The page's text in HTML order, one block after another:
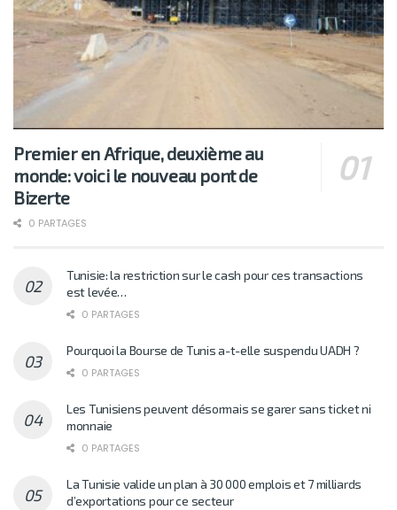
Premier en Afrique, deuxième au
monde: voici le nouveau pont de
Bizerte
0 PARTAGES
Tunisie: la restriction sur le cash pour ces transactions
est levée…
0 PARTAGES
Pourquoi la Bourse de Tunis a-t-elle suspendu UADH ?
0 PARTAGES
Les Tunisiens peuvent désormais se garer sans ticket ni
monnaie
0 PARTAGES
La Tunisie valide un plan à 30 000 emplois et 7 milliards
d’exportations pour ce secteur